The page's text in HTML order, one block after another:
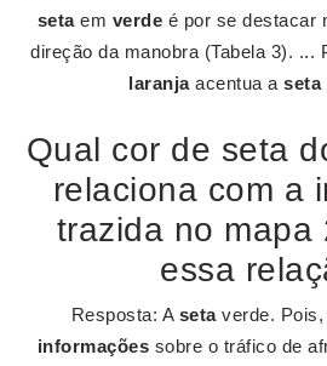
setaem verde é por se destacar
direção da manobra (Tabela 3). ...
laranjaacentua a seta
Qual cor de seta
relaciona com a
trazida no mapa
essa
Resposta: A setaverde. Pois,
informações sobre o tráfico de